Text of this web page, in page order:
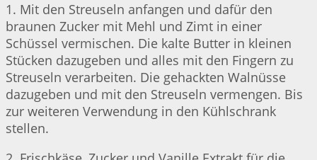
1. Mit den Streuseln anfangen und dafür den
braunen Zucker mit Mehl und Zimt in einer
Schüssel vermischen. Die kalte Butter in kleinen
Stücken dazugeben und alles mit den Fingern zu
Streuseln verarbeiten. Die gehackten Walnüsse
dazugeben und mit den Streuseln vermengen. Bis
zur weiteren Verwendung in den Kühlschrank
stellen.